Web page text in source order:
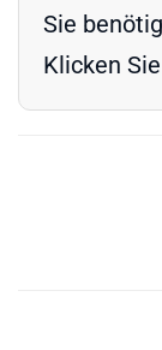
Sie
Klicken Sie